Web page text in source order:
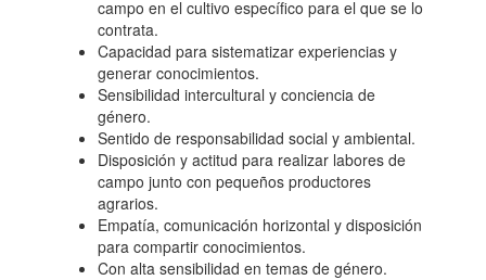
campo en el cultivo específico para el que se lo
contrata.
Capacidad para sistematizar experiencias y
generar conocimientos.
Sensibilidad intercultural y conciencia de
género.
Sentido de responsabilidad social y ambiental.
Disposición y actitud para realizar labores de
campo junto con pequeños productores
agrarios.
Empatía, comunicación horizontal y disposición
para compartir conocimientos.
Con alta sensibilidad en temas de género.